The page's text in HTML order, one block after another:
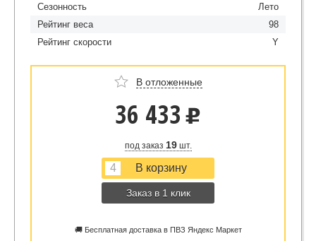
Сезонность
Лето
Рейтинг веса
98
Рейтинг скорости
Y
В отложенные
36 433 u
под заказ 19шт.
Заказ в 1 клик
🚚 Бесплатная доставка в ПВЗ Яндекс Маркет